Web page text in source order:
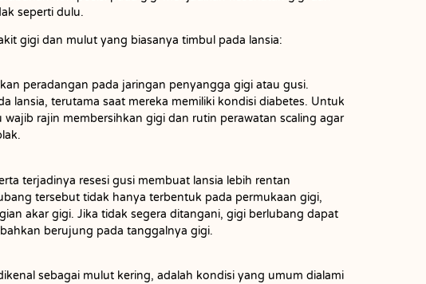
seperti dulu.
gigi dan mulut yang biasanya timbul pada lansia:
peradangan pada jaringan penyangga gigi atau gusi.
lansia, terutama saat mereka memiliki kondisi diabetes. Untuk
rajin membersihkan gigi dan rutin perawatan scaling agar
terjadinya resesi gusi membuat lansia lebih rentan
tersebut tidak hanya terbentuk pada permukaan gigi,
akar gigi. Jika tidak segera ditangani, gigi berlubang dapat
berujung pada tanggalnya gigi.
sebagai mulut kering, adalah kondisi yang umum dialami